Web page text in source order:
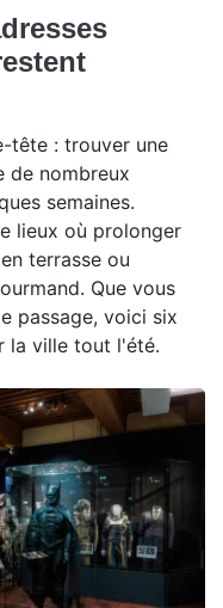
tête : trouver une
de nombreux
semaines.
lieux où prolonger
terrasse ou
Que vous
passage, voici six
la ville tout l'été.